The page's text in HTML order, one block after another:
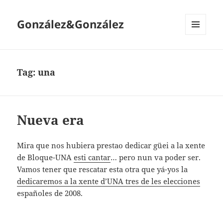
González&González
Tag:una
Nueva era
Mira que nos hubiera prestao dedicar güei a la xente
de Bloque-UNAesti cantar… pero nun va poder ser.
Vamos tener que rescatar esta otra que yá-yos la
dedicaremos a la xente d’UNA tres de les elecciones
españoles de 2008.